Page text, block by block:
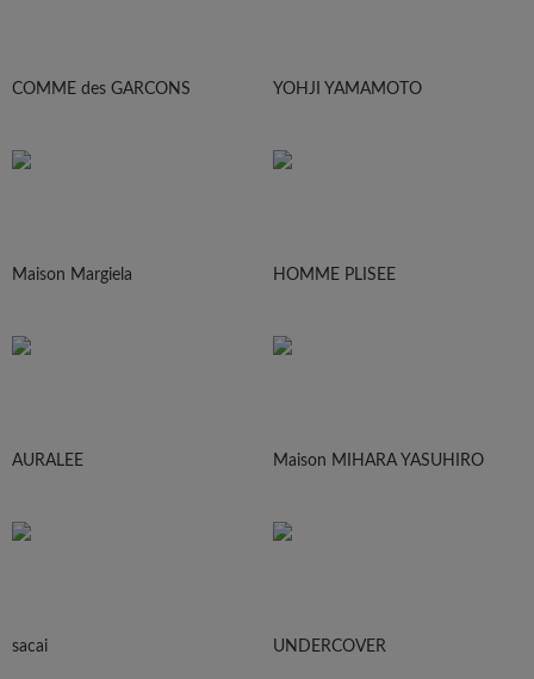
COMME des GARCONS YOHJI YAMAMOTO
Maison Margiela HOMME PLISEE
AURALEE Maison MIHARA YASUHIRO
sacai UNDERCOVER